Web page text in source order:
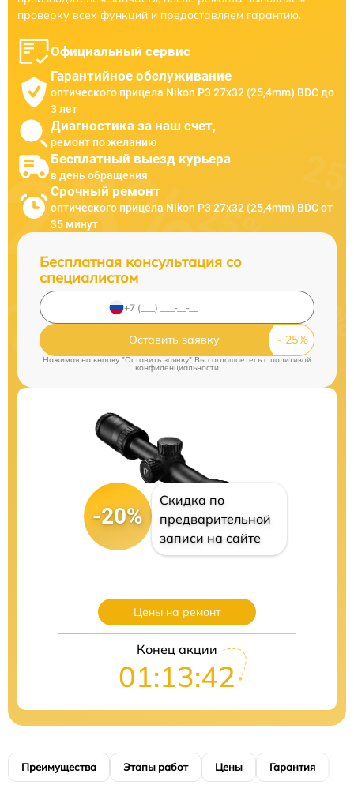
проверку всех функций и предоставляем гарантию.
Официальный сервис
Гарантийное обслуживание
оптического прицела Nikon P3 27x32 (25,4mm) BDC до
3 лет
Диагностика за наш счет,
ремонт по желанию
Бесплатный выезд курьера
в день обращения
Срочный ремонт
оптического прицела Nikon P3 27x32 (25,4mm) BDC от
35 минут
Бесплатная консультация со
специалистом
Оставить заявку
Нажимая на кнопку "Оставить заявку" Вы соглашаетесь cполитикой
конфиденциальности
-20%
Скидка по
предварительной
записи на сайте
Цены на ремонт
Конец акции
01:13:41
Преимущества Этапы работ Цены Гарантия